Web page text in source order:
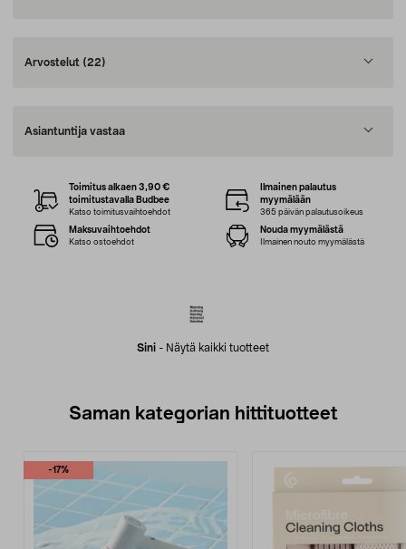
Arvostelut (22)
Asiantuntija vastaa
Sini - Näytä kaikki tuotteet
Toimitus alkaen 3,90 €
toimitustavalla Budbee
Katso toimitusvaihtoehdot
Ilmainen palautus
myymälään
365 päivän palautusoikeus
Maksuvaihtoehdot
Katso ostoehdot
Nouda myymälästä
Ilmainen nouto myymälästä
Saman kategorian hittituotteet
-17%